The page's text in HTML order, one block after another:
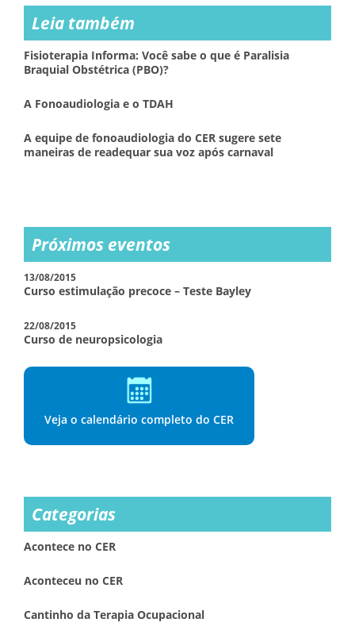
Leia também
Fisioterapia Informa: Você sabe o que é Paralisia
Braquial Obstétrica (PBO)?
A Fonoaudiologia e o TDAH
A equipe de fonoaudiologia do CER sugere sete
maneiras de readequar sua voz após carnaval
Próximos eventos
13/08/2015
Curso estimulação precoce – Teste Bayley
22/08/2015
Curso de neuropsicologia
Veja o calendário completo do CER
Categorias
Acontece no CER
Aconteceu no CER
Cantinho da Terapia Ocupacional